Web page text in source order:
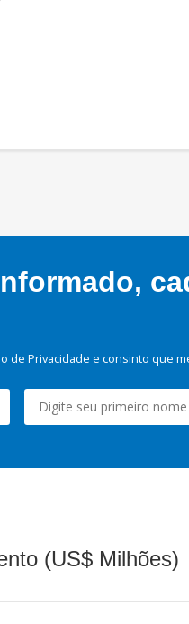
de Privacidade e consinto que
(US$ Milhões)